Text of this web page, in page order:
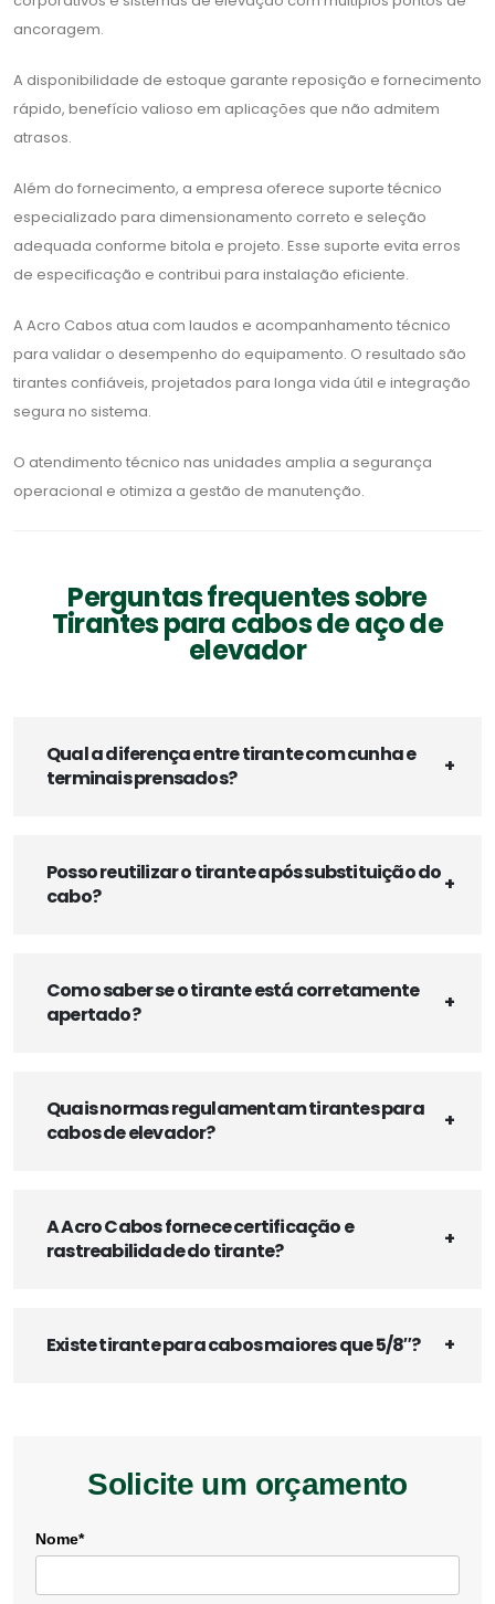
ancoragem.
A disponibilidade de estoque garante reposição e fornecimento
rápido, benefício valioso em aplicações que não admitem
atrasos.
Além do fornecimento, a empresa oferece suporte técnico
especializado para dimensionamento correto e seleção
adequada conforme bitola e projeto. Esse suporte evita erros
de especificação e contribui para instalação eficiente.
A Acro Cabos atua com laudos e acompanhamento técnico
para validar o desempenho do equipamento. O resultado são
tirantes confiáveis, projetados para longa vida útil e integração
segura no sistema.
O atendimento técnico nas unidades amplia a segurança
operacional e otimiza a gestão de manutenção.
Perguntas frequentes sobre
Tirantes para cabos de aço de
elevador
Qual a diferença entre tirante com cunha e
terminais prensados?
Posso reutilizar o tirante após substituição do
cabo?
Como saber se o tirante está corretamente
apertado?
Quais normas regulamentam tirantes para
cabos de elevador?
A Acro Cabos fornece certificação e
rastreabilidade do tirante?
Existe tirante para cabos maiores que 5/8″?
Solicite um orçamento
Nome*